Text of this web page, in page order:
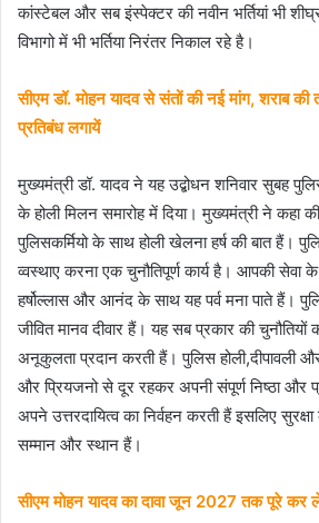
कांस्टेबल और सब इंस्पेक्टर की नवीन भर्तियां भी
विभागो में भी भर्तिया निरंतर निकाल रहे है।
सीएम डॉ. मोहन यादव से संतों की नई मांग, शराब की
प्रतिबंध लगायें
मुख्यमंत्री डॉ. यादव ने यह उद्बोधन शनिवार सुबह
के होली मिलन समारोह में दिया। मुख्यमंत्री ने कहा
पुलिसकर्मियो के साथ होली खेलना हर्ष की बात हैं।
व्वस्थाए करना एक चुनौतिपूर्ण कार्य है। आपकी सेवा
हर्षोल्लास और आनंद के साथ यह पर्व मना पाते हैं।
जीवित मानव दीवार हैं। यह सब प्रकार की
अनूकुलता प्रदान करती हैं। पुलिस होली,दीपावली
और प्रियजनो से दूर रहकर अपनी संपूर्ण निष्ठा और
अपने उत्तरदायित्व का निर्वहन करती हैं इसलिए
सम्मान और स्थान हैं।
सीएम मोहन यादव का दावा जून 2027 तक पूरे कर